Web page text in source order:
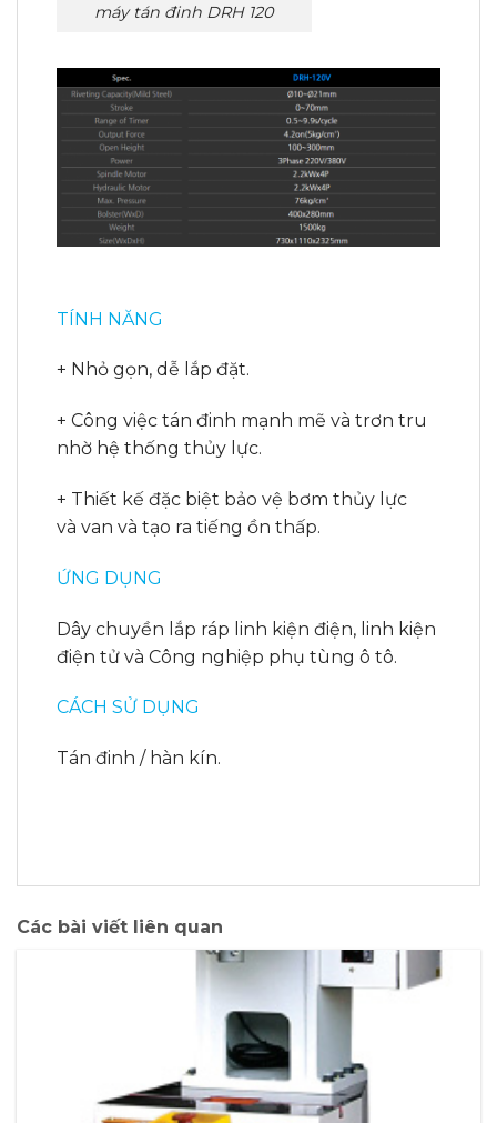
máy tán đinh DRH 120
TÍNH NĂNG
+ Nhỏ gọn, dễ lắp đặt.
+ Công việc tán đinh mạnh mẽ và trơn tru
nhờ hệ thống thủy lực.
+ Thiết kế đặc biệt bảo vệ bơm thủy lực
và van và tạo ra tiếng ồn thấp.
ỨNG DỤNG
Dây chuyền lắp ráp linh kiện điện, linh kiện
điện tử và Công nghiệp phụ tùng ô tô.
CÁCH SỬ DỤNG
Tán đinh / hàn kín.
Các bài viết liên quan